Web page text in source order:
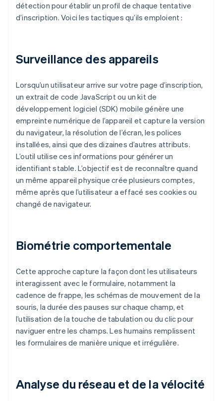
détection pour établir un profil de chaque tentative
d’inscription. Voici les tactiques qu’ils emploient :
Surveillance des appareils
Lorsqu’un utilisateur arrive sur votre page d’inscription,
un extrait de code JavaScript ou un kit de
développement logiciel (SDK) mobile génère une
empreinte numérique de l’appareil et capture la version
du navigateur, la résolution de l’écran, les polices
installées, ainsi que des dizaines d’autres attributs.
L’outil utilise ces informations pour générer un
identifiant stable. L’objectif est de reconnaître quand
un même appareil physique crée plusieurs comptes,
même après que l’utilisateur a effacé ses cookies ou
changé de navigateur.
Biométrie comportementale
Cette approche capture la façon dont les utilisateurs
interagissent avec le formulaire, notamment la
cadence de frappe, les schémas de mouvement de la
souris, la durée des pauses sur chaque champ, et
l’utilisation de la touche de tabulation ou du clic pour
naviguer entre les champs. Les humains remplissent
les formulaires de manière unique et irrégulière.
Analyse du réseau et de la vélocité